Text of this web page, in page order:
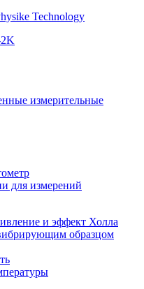
Technology
измерительные
для измерений
и эффект Холла
образцом